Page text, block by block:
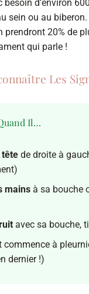
besoin d’environ
sein ou au
prendront 20% de
qui parle !
Les
Il…
tête de droite à
mains à sa bouche
avec sa bouche,
commence à
dernier !)